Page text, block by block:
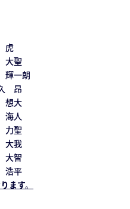
虎
聖
一朗
昂
大
人
聖
我
智
浩平
ます。